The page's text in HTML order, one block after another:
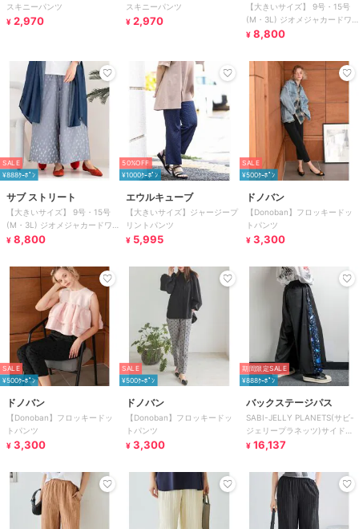
スキニーパンツ
¥ 2,970
スキニーパンツ
¥ 2,970
【大きいサイズ】 9号・15号
(M・3L) ジオメジャカードワ
イドパンツ
¥ 8,800
SALE
¥888ｸｰﾎﾟﾝ
サブ ストリート
【大きいサイズ】 9号・15号
(M・3L) ジオメジャカードワ
イドパンツ
¥ 8,800
50%OFF
¥1000ｸｰﾎﾟﾝ
エウルキューブ
【大きいサイズ】ジャージープ
リントパンツ
¥ 5,995
SALE
¥500ｸｰﾎﾟﾝ
ドノバン
【Donoban】フロッキードッ
トパンツ
¥ 3,300
SALE
¥500ｸｰﾎﾟﾝ
ドノバン
【Donoban】フロッキードッ
トパンツ
¥ 3,300
SALE
¥500ｸｰﾎﾟﾝ
ドノバン
【Donoban】フロッキードッ
トパンツ
¥ 3,300
期間限定SALE
¥888ｸｰﾎﾟﾝ
バックステージパス
SABI-JELLY PLANETS(サビ-
ジェリープラネッツ)サイドフ
ァスナー ワイドパンツ
¥ 16,137